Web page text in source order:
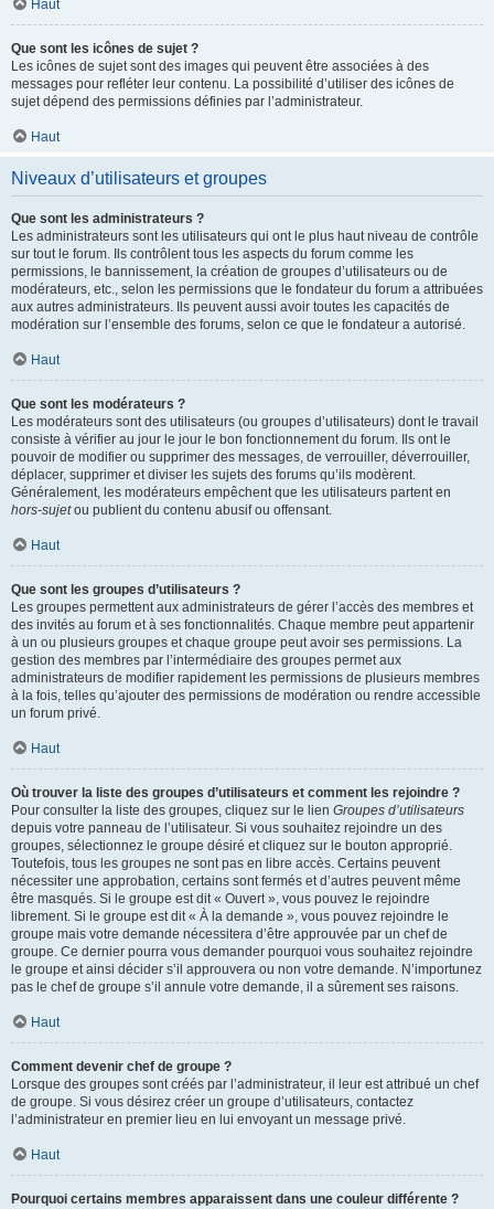
Haut
Que sont les icônes de sujet ?
Les icônes de sujet sont des images qui peuvent être associées à des
messages pour refléter leur contenu. La possibilité d’utiliser des icônes de
sujet dépend des permissions définies par l’administrateur.
Haut
Niveaux d’utilisateurs et groupes
Que sont les administrateurs ?
Les administrateurs sont les utilisateurs qui ont le plus haut niveau de contrôle
sur tout le forum. Ils contrôlent tous les aspects du forum comme les
permissions, le bannissement, la création de groupes d’utilisateurs ou de
modérateurs, etc., selon les permissions que le fondateur du forum a attribuées
aux autres administrateurs. Ils peuvent aussi avoir toutes les capacités de
modération sur l’ensemble des forums, selon ce que le fondateur a autorisé.
Haut
Que sont les modérateurs ?
Les modérateurs sont des utilisateurs (ou groupes d’utilisateurs) dont le travail
consiste à vérifier au jour le jour le bon fonctionnement du forum. Ils ont le
pouvoir de modifier ou supprimer des messages, de verrouiller, déverrouiller,
déplacer, supprimer et diviser les sujets des forums qu’ils modèrent.
Généralement, les modérateurs empêchent que les utilisateurs partent en
hors-sujetou publient du contenu abusif ou offensant.
Haut
Que sont les groupes d’utilisateurs ?
Les groupes permettent aux administrateurs de gérer l’accès des membres et
des invités au forum et à ses fonctionnalités. Chaque membre peut appartenir
à un ou plusieurs groupes et chaque groupe peut avoir ses permissions. La
gestion des membres par l’intermédiaire des groupes permet aux
administrateurs de modifier rapidement les permissions de plusieurs membres
à la fois, telles qu’ajouter des permissions de modération ou rendre accessible
un forum privé.
Haut
Où trouver la liste des groupes d’utilisateurs et comment les rejoindre ?
Pour consulter la liste des groupes, cliquez sur le lien Groupes d’utilisateurs
depuis votre panneau de l’utilisateur. Si vous souhaitez rejoindre un des
groupes, sélectionnez le groupe désiré et cliquez sur le bouton approprié.
Toutefois, tous les groupes ne sont pas en libre accès. Certains peuvent
nécessiter une approbation, certains sont fermés et d’autres peuvent même
être masqués. Si le groupe est dit « Ouvert », vous pouvez le rejoindre
librement. Si le groupe est dit « À la demande », vous pouvez rejoindre le
groupe mais votre demande nécessitera d’être approuvée par un chef de
groupe. Ce dernier pourra vous demander pourquoi vous souhaitez rejoindre
le groupe et ainsi décider s’il approuvera ou non votre demande. N’importunez
pas le chef de groupe s’il annule votre demande, il a sûrement ses raisons.
Haut
Comment devenir chef de groupe ?
Lorsque des groupes sont créés par l’administrateur, il leur est attribué un chef
de groupe. Si vous désirez créer un groupe d’utilisateurs, contactez
l’administrateur en premier lieu en lui envoyant un message privé.
Haut
Pourquoi certains membres apparaissent dans une couleur différente ?